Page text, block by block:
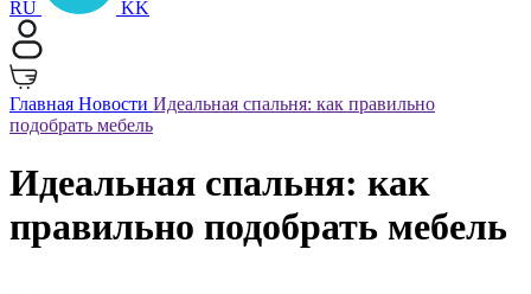
RU KK
Главная Новости Идеальная спальня: как правильно
подобрать мебель
Идеальная спальня: как
правильно подобрать мебель